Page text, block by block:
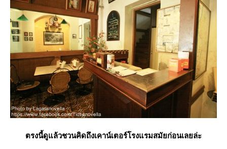
ตรงนี้ดูแล้วชวนคิดถึงเคาน์เตอร์โรงแรมสมัยก่อนเลยล่ะ